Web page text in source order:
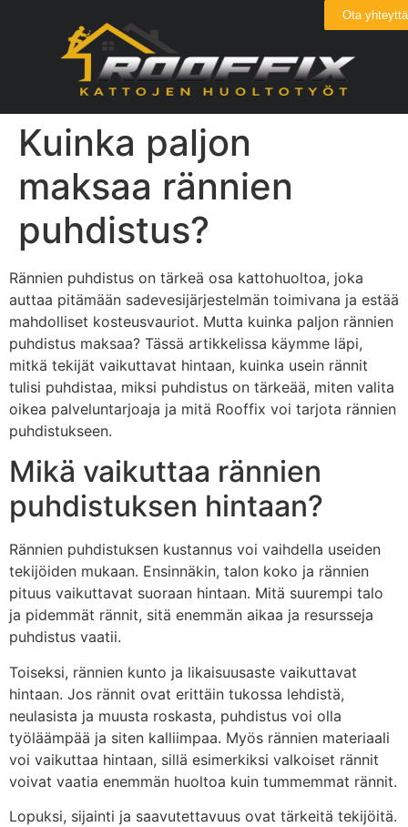
Ota yhteyttä
Kuinka paljon
maksaa rännien
puhdistus?
Rännien puhdistus on tärkeä osa kattohuoltoa, joka
auttaa pitämään sadevesijärjestelmän toimivana ja estää
mahdolliset kosteusvauriot. Mutta kuinka paljon rännien
puhdistus maksaa? Tässä artikkelissa käymme läpi,
mitkä tekijät vaikuttavat hintaan, kuinka usein rännit
tulisi puhdistaa, miksi puhdistus on tärkeää, miten valita
oikea palveluntarjoaja ja mitä Rooffix voi tarjota rännien
puhdistukseen.
Mikä vaikuttaa rännien
puhdistuksen hintaan?
Rännien puhdistuksen kustannus voi vaihdella useiden
tekijöiden mukaan. Ensinnäkin, talon koko ja rännien
pituus vaikuttavat suoraan hintaan. Mitä suurempi talo
ja pidemmät rännit, sitä enemmän aikaa ja resursseja
puhdistus vaatii.
Toiseksi, rännien kunto ja likaisuusaste vaikuttavat
hintaan. Jos rännit ovat erittäin tukossa lehdistä,
neulasista ja muusta roskasta, puhdistus voi olla
työläämpää ja siten kalliimpaa. Myös rännien materiaali
voi vaikuttaa hintaan, sillä esimerkiksi valkoiset rännit
voivat vaatia enemmän huoltoa kuin tummemmat rännit.
Lopuksi, sijainti ja saavutettavuus ovat tärkeitä tekijöitä.